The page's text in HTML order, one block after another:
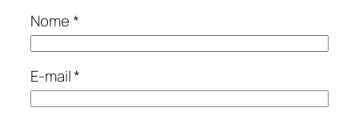
Nome*
E-mail*